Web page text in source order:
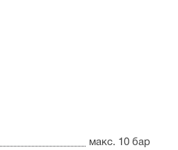
макс. 10 бар